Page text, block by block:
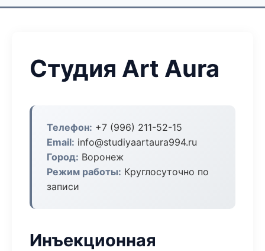
Студия Art Aura
Телефон: +7 (996) 211-52-15
Email: info@studiyaartaura994.ru
Город: Воронеж
Режим работы: Круглосуточно по
записи
Инъекционная